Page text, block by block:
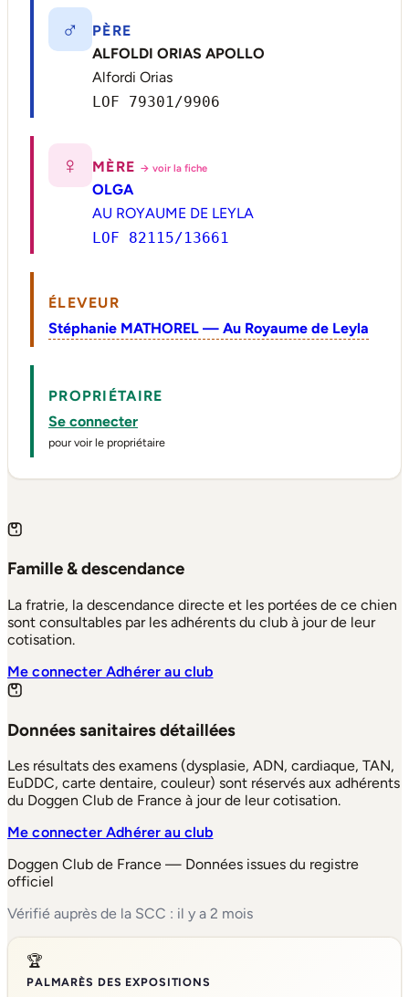
♂
PÈRE
ALFOLDI ORIAS APOLLO
Alfordi Orias
LOF 79301/9906
♀ MÈRE → voir la fiche
OLGA
AU ROYAUME DE LEYLA
LOF 82115/13661
ÉLEVEUR
Stéphanie MATHOREL — Au Royaume de Leyla
PROPRIÉTAIRE
Se connecter
pour voir le propriétaire
Famille & descendance
La fratrie, la descendance directe et les portées de ce chien
sont consultables par les adhérents du club à jour de leur
cotisation.
Me connecterAdhérer au club
Données sanitaires détaillées
Les résultats des examens (dysplasie, ADN, cardiaque, TAN,
EuDDC, carte dentaire, couleur) sont réservés aux adhérents
du Doggen Club de France à jour de leur cotisation.
Me connecterAdhérer au club
Doggen Club de France — Données issues du registre
officiel
Vérifié auprès de la SCC : il y a 2 mois
🏆
PALMARÈS DES EXPOSITIONS